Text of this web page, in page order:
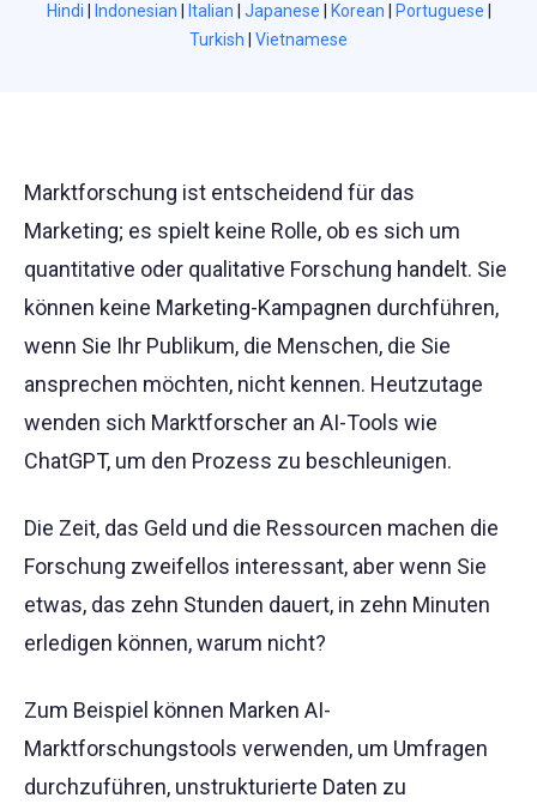
Hindi
Indonesian Italian Japanese Korean Portuguese
Turkish
Vietnamese
Marktforschung ist entscheidend für das
Marketing; es spielt keine Rolle, ob es sich um
quantitative oder qualitative Forschung handelt. Sie
können keine Marketing-Kampagnen durchführen,
wenn Sie Ihr Publikum, die Menschen, die Sie
ansprechen möchten, nicht kennen. Heutzutage
wenden sich Marktforscher an AI-Tools wie
ChatGPT, um den Prozess zu beschleunigen.
Die Zeit, das Geld und die Ressourcen machen die
Forschung zweifellos interessant, aber wenn Sie
etwas, das zehn Stunden dauert, in zehn Minuten
erledigen können, warum nicht?
Zum Beispiel können Marken AI-
Marktforschungstools verwenden, um Umfragen
durchzuführen, unstrukturierte Daten zu